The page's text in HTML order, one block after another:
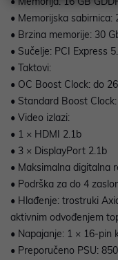
• Memorijska sabirnica:
• Brzina memorije: 30
• Sučelje: PCI Express
• Taktovi:
• OC Boost Clock: do
• Standard Boost
• Video izlazi:
• 1 × HDMI 2.1b
• 3 × DisplayPort 2.1b
• Maksimalna digitalna
• Podrška za do 4
• Hlađenje: trostruki
aktivnim odvođenjem
• Napajanje: 1 × 16-pin
• Preporučeno PSU: